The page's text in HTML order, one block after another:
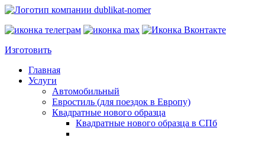
Изготовить
Главная
Услуги
Автомобильный
Евростиль (для поездок в Европу)
Квадратные нового образца
Квадратные нового образца в СПб